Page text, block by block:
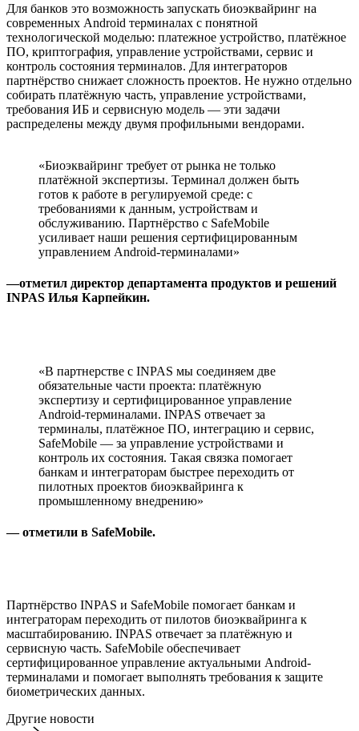
Для банков это возможность запускать биоэквайринг на
современных Android терминалах с понятной
технологической моделью: платежное устройство, платёжное
ПО, криптография, управление устройствами, сервис и
контроль состояния терминалов. Для интеграторов
партнёрство снижает сложность проектов. Не нужно отдельно
собирать платёжную часть, управление устройствами,
требования ИБ и сервисную модель — эти задачи
распределены между двумя профильными вендорами.
«Биоэквайринг требует от рынка не только
платёжной экспертизы. Терминал должен быть
готов к работе в регулируемой среде: с
требованиями к данным, устройствам и
обслуживанию. Партнёрство с SafeMobile
усиливает наши решения сертифицированным
управлением Android-терминалами»
—отметил директор департамента продуктов и решений
INPAS Илья Карпейкин.
«В партнерстве с INPAS мы соединяем две
обязательные части проекта: платёжную
экспертизу и сертифицированное управление
Android-терминалами. INPAS отвечает за
терминалы, платёжное ПО, интеграцию и сервис,
SafeMobile — за управление устройствами и
контроль их состояния. Такая связка помогает
банкам и интеграторам быстрее переходить от
пилотных проектов биоэквайринга к
промышленному внедрению»
— отметили в SafeMobile.
Партнёрство INPAS и SafeMobile помогает банкам и
интеграторам переходить от пилотов биоэквайринга к
масштабированию. INPAS отвечает за платёжную и
сервисную часть. SafeMobile обеспечивает
сертифицированное управление актуальными Android-
терминалами и помогает выполнять требования к защите
биометрических данных.
Другие новости